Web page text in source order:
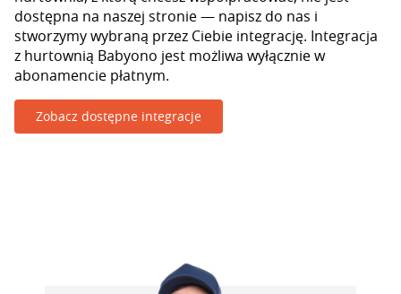
dostępna na naszej stronie — napisz do nas i
stworzymy wybraną przez Ciebie integrację. Integracja
z hurtownią Babyono jest możliwa wyłącznie w
abonamencie płatnym.
Zobacz dostępne integracje